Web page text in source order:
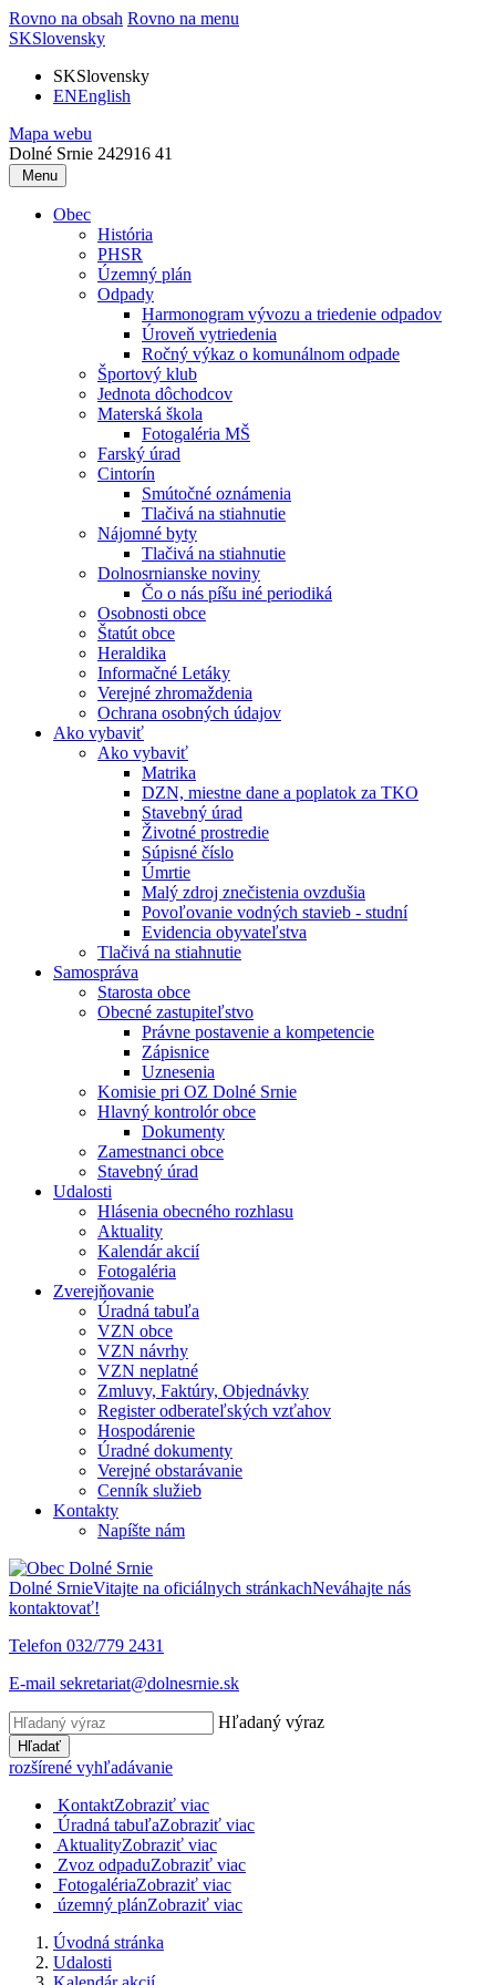
Rovno na obsah Rovno na menu
SKSlovensky
SKSlovensky
ENEnglish
Mapa webu
Dolné Srnie 242916 41
Menu
Obec
História
PHSR
Územný plán
Odpady
Harmonogram vývozu a triedenie odpadov
Úroveň vytriedenia
Ročný výkaz o komunálnom odpade
Športový klub
Jednota dôchodcov
Materská škola
Fotogaléria MŠ
Farský úrad
Cintorín
Smútočné oznámenia
Tlačivá na stiahnutie
Nájomné byty
Tlačivá na stiahnutie
Dolnosrnianske noviny
Čo o nás píšu iné periodiká
Osobnosti obce
Štatút obce
Heraldika
Informačné Letáky
Verejné zhromaždenia
Ochrana osobných údajov
Ako vybaviť
Ako vybaviť
Matrika
DZN, miestne dane a poplatok za TKO
Stavebný úrad
Životné prostredie
Súpisné číslo
Úmrtie
Malý zdroj znečistenia ovzdušia
Povoľovanie vodných stavieb - studní
Evidencia obyvateľstva
Tlačivá na stiahnutie
Samospráva
Starosta obce
Obecné zastupiteľstvo
Právne postavenie a kompetencie
Zápisnice
Uznesenia
Komisie pri OZ Dolné Srnie
Hlavný kontrolór obce
Dokumenty
Zamestnanci obce
Stavebný úrad
Udalosti
Hlásenia obecného rozhlasu
Aktuality
Kalendár akcií
Fotogaléria
Zverejňovanie
Úradná tabuľa
VZN obce
VZN návrhy
VZN neplatné
Zmluvy, Faktúry, Objednávky
Register odberateľských vzťahov
Hospodárenie
Úradné dokumenty
Verejné obstarávanie
Cenník služieb
Kontakty
Napíšte nám
Dolné SrnieVitajte na oficiálnych stránkachNeváhajte nás
kontaktovať!
Telefon 032/779 2431
E-mail sekretariat@dolnesrnie.sk
Hľadaný výraz
Hľadať
rozšírené vyhľadávanie
KontaktZobraziť viac
Úradná tabuľaZobraziť viac
AktualityZobraziť viac
Zvoz odpaduZobraziť viac
FotogalériaZobraziť viac
územný plánZobraziť viac
Úvodná stránka
Udalosti